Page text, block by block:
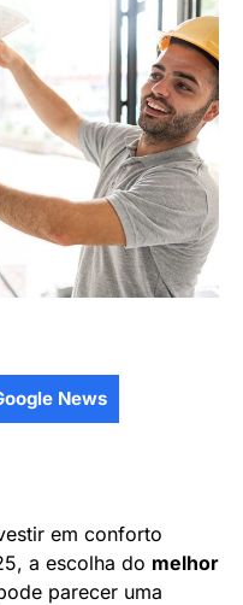
News
em conforto
a escolha do melhor
parecer uma